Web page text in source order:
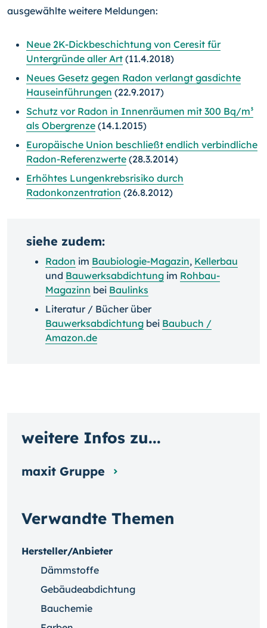
ausgewählte weitere Meldungen:
Neue 2K-Dickbeschichtung von Ceresit für
Untergründe aller Art (11.4.2018)
Neues Gesetz gegen Radon verlangt gasdichte
Hauseinführungen (22.9.2017)
Schutz vor Radon in Innenräumen mit 300 Bq/m³
als Obergrenze (14.1.2015)
Europäische Union beschließt endlich verbindliche
Radon-Referenzwerte (28.3.2014)
Erhöhtes Lungenkrebsrisiko durch
Radonkonzentration (26.8.2012)
siehe zudem:
Radon im Baubiologie-Magazin, Kellerbau
und Bauwerksabdichtung im Rohbau-
Magazinn bei Baulinks
Literatur / Bücher über
Bauwerksabdichtung bei Baubuch /
Amazon.de
Verwandte Themen
Hersteller/Anbieter
Dämmstoffe
Gebäudeabdichtung
Bauchemie
weitere Infos zu...
maxit Gruppe